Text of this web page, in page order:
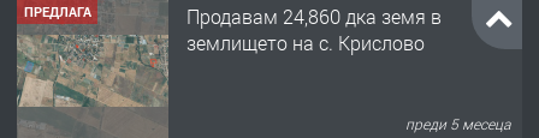
ПРЕДЛАГА
Продавам 24,860 дка земя в
землището на с. Крислово
преди 5 месеца